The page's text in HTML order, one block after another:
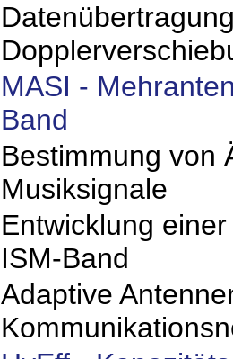
MASI -
Band
Bestimmung von
Musiksignale
Entwicklung
ISM-Band
Adaptive